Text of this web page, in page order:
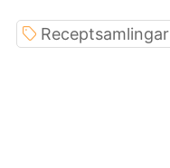
Receptsamlingar